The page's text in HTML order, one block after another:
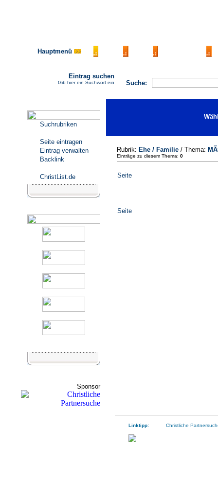
Hauptmenü
Suche:
Eintrag suchen
Gib hier ein Suchwort ein
Suchrubriken
Seite eintragen
Eintrag verwalten
Backlink
ChristList.de
Sponsor
Rubrik: Ehe / Familie/ Thema:
Einträge zu diesem Thema: 0
Seite
Seite
Linktipp: Christliche